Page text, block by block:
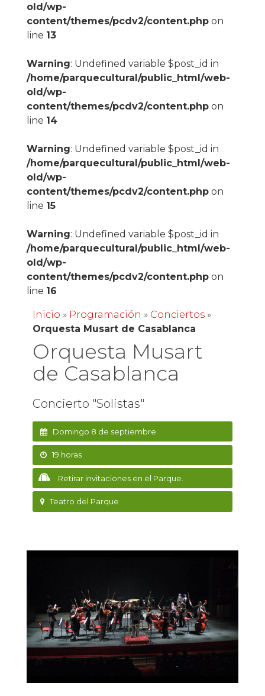
old/wp-
content/themes/pcdv2/content.phpon
line 13
Warning: Undefined variable $post_id in
/home/parquecultural/public_html/web-
old/wp-
content/themes/pcdv2/content.phpon
line 14
Warning: Undefined variable $post_id in
/home/parquecultural/public_html/web-
old/wp-
content/themes/pcdv2/content.phpon
line 15
Warning: Undefined variable $post_id in
/home/parquecultural/public_html/web-
old/wp-
content/themes/pcdv2/content.phpon
line 16
Inicio » Programación » Conciertos»
Orquesta Musart de Casablanca
Orquesta Musart
de Casablanca
Concierto "Solistas"
Domingo 8 de septiembre
19 horas
Retirar invitaciones en el Parque.
Teatro del Parque